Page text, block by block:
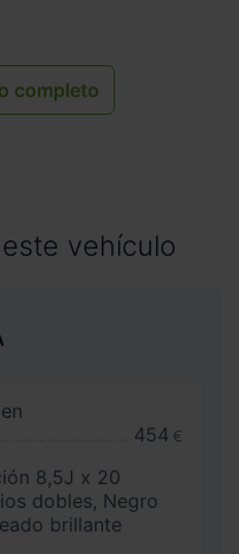
completo
vehículo
454 €
8,5J x 20
dobles, Negro
brillante